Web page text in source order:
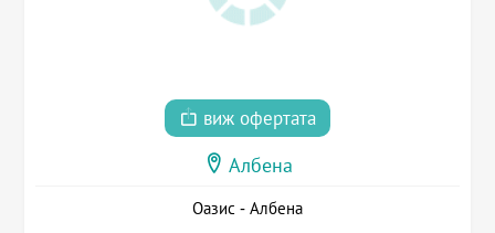
виж офертата
Албена
Оазис - Албена